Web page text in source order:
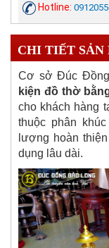
Hotline:
CHI TIẾT SẢN
Cơ sở Đúc
kiện đồ thờ
cho khách hàng
thuộc phân
lượng hoàn
dụng lâu dài.